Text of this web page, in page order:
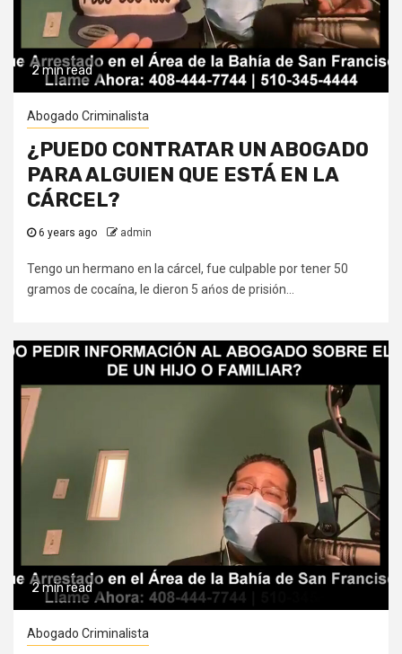
2 min read
Abogado Criminalista
¿PUEDO CONTRATAR UN ABOGADO
PARA ALGUIEN QUE ESTÁ EN LA
CÁRCEL?
6 years ago admin
Tengo un hermano en la cárcel, fue culpable por tener 50
gramos de cocaína, le dieron 5 ańos de prisión...
2 min read
Abogado Criminalista